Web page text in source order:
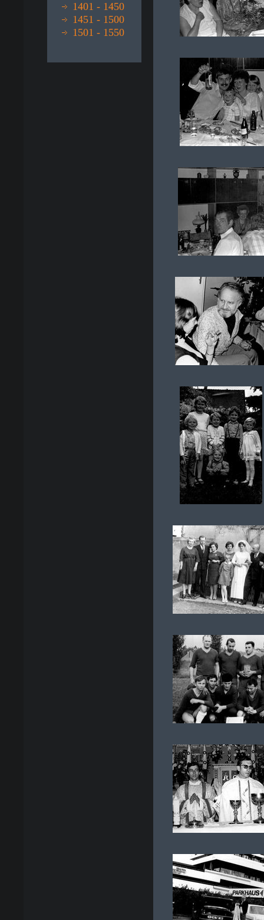
1401 - 1450
1451 - 1500
1501 - 1550